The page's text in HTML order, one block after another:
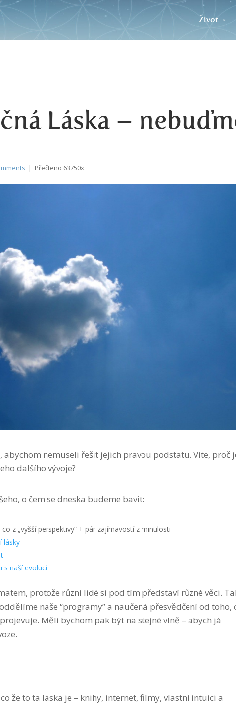
Život
Láska –
| Přečteno 63750x
nemuseli řešit jejich pravou podstatu. Víte, proč
dalšího vývoje?
o čem se dneska budeme bavit:
z „vyšší perspektivy“ + pár zajímavostí z minulosti
lásky
s naší evolucí
protože různí lidé si pod tím představí různé věci.
naše “programy” a naučená přesvědčení od toho,
Měli bychom pak být na stejné vlně – abych já
že to ta láska je – knihy, internet, filmy, vlastní intuici a